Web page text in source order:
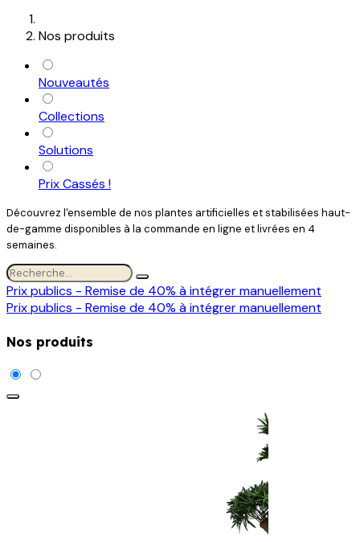
Nos produits
Nouveautés
Collections
Solutions
Prix Cassés !
Découvrez l'ensemble de nos plantes artificielles et stabilisées haut-
de-gamme disponibles à la commande en ligne et livrées en 4
semaines.
Prix publics - Remise de 40% à intégrer manuellement
Prix publics - Remise de 40% à intégrer manuellement
Nos produits